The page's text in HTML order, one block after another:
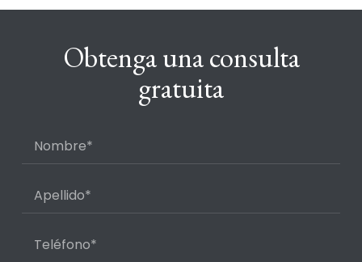
Obtenga una consulta
gratuita